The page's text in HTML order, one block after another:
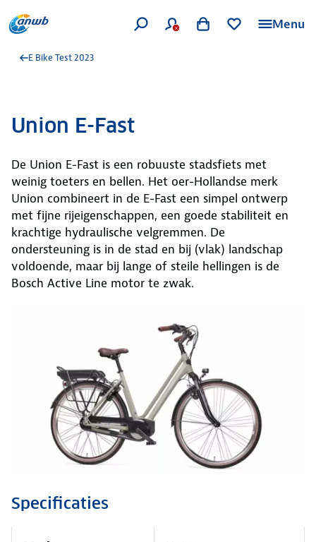
Menu
E Bike Test 2023
Union E-Fast
De Union E-Fast is een robuuste stadsfiets met
weinig toeters en bellen. Het oer-Hollandse merk
Union combineert in de E-Fast een simpel ontwerp
met fijne rijeigenschappen, een goede stabiliteit en
krachtige hydraulische velgremmen. De
ondersteuning is in de stad en bij (vlak) landschap
voldoende, maar bij lange of steile hellingen is de
Bosch Active Line motor te zwak.
Specificaties